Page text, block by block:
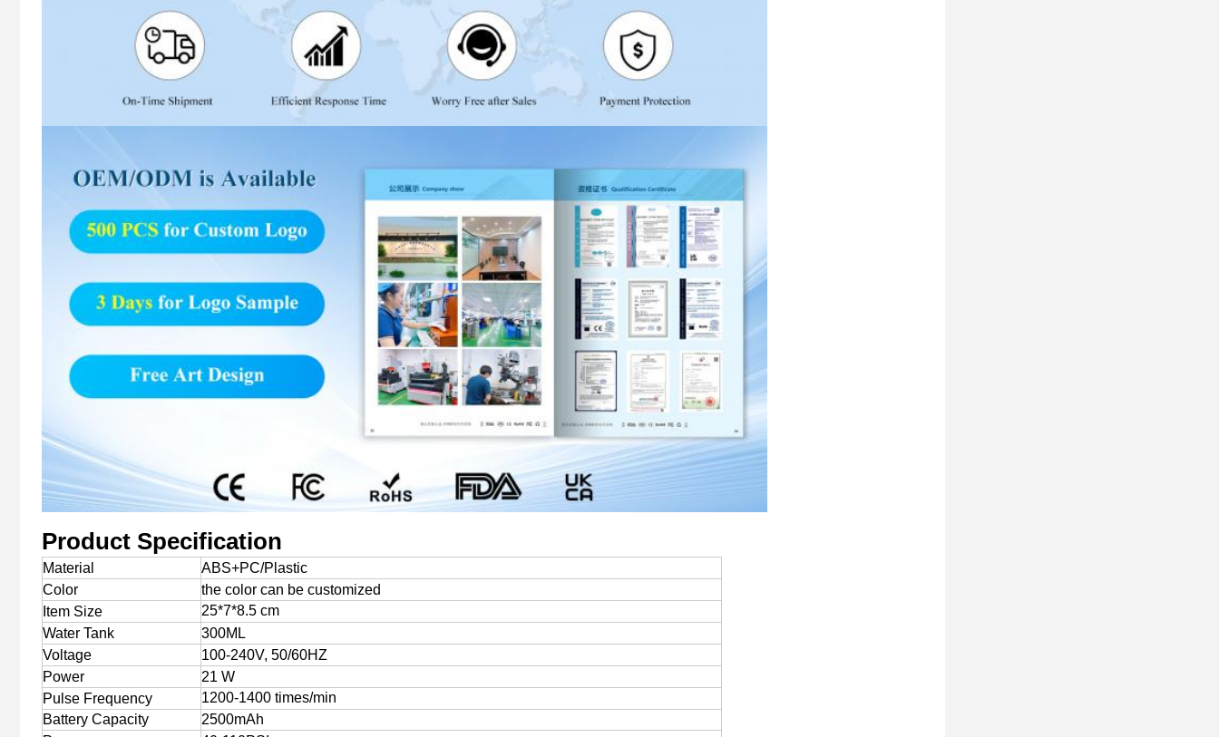
Product Specification
Material
ABS+PC/Plastic
Color
the color can be customized
Item Size
25*7*8.5 cm
Water Tank
300ML
Voltage
100-240V, 50/60HZ
Power
21 W
Pulse Frequency
1200-1400 times/min
Battery Capacity
2500mAh